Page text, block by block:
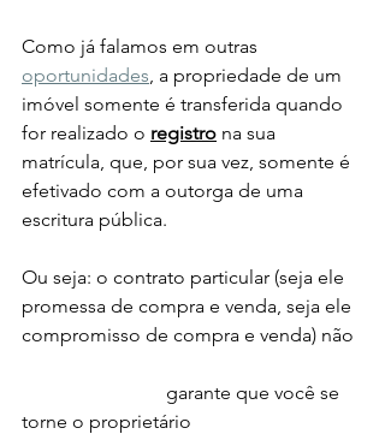
Como já falamos em outras
oportunidades, a propriedade de um
imóvel somente é transferida quando
for realizado o registro na sua
matrícula, que, por sua vez, somente é
efetivado com a outorga de uma
escritura pública.
Ou seja: o contrato particular (seja ele
promessa de compra e venda, seja ele
compromisso de compra e venda) não
torne o proprietário